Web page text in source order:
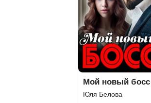
Мой новый босс
Юля Белова